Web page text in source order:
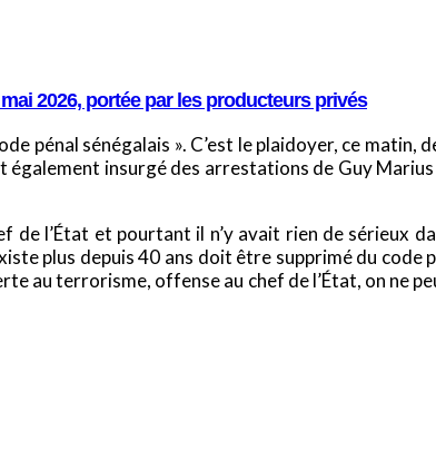
2026, portée par les producteurs privés
pénal sénégalais ». C’est le plaidoyer, ce matin,
également insurgé des arrestations de Guy
de l’État et pourtant il n’y avait rien de sérieux
plus depuis 40 ans doit être supprimé du
au terrorisme, offense au chef de l’État, on ne